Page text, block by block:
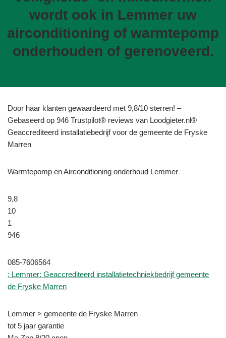
wordt ook in Lemmer uw
airconditioning of warmtepomp
onderhouden of gerenoveerd.
Door haar klanten gewaardeerd met 9,8/10 sterren! –
Gebaseerd op 946 Trustpilot® reviews van Loodgieter.nl®
Geaccrediteerd installatiebedrijf voor de gemeente de Fryske
Marren
Warmtepomp en Airconditioning onderhoud Lemmer
9,8
10
1
946
085-7606564
: Lemmer: Geaccrediteerd installatietechniekbedrijf gemeente
de Fryske Marren
Lemmer > gemeente de Fryske Marren
tot 5 jaar garantie